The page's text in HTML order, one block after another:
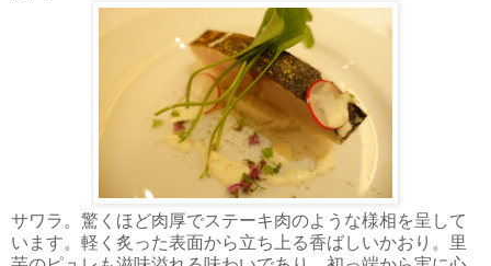
サワラ。驚くほど肉厚でステーキ肉のような様相を呈して
います。軽く炙った表面から立ち上る香ばしいかおり。里